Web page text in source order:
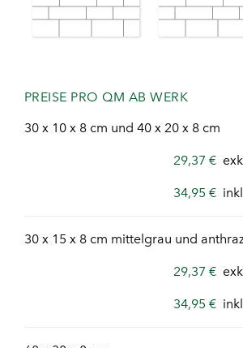
PREISE PRO QM AB WERK
30 x 10 x 8 cm und 40 x 20 x 8 cm
29,37 €
34,95 €
30 x 15 x 8 cm mittelgrau und
29,37 €
34,95 €